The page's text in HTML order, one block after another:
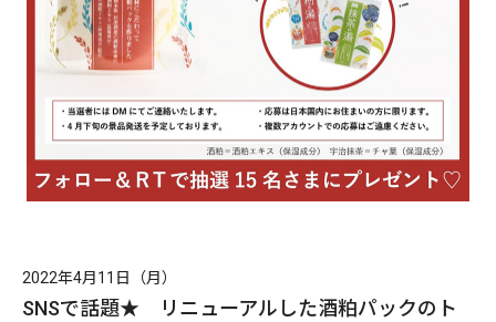
2022年4月11日（月）
SNSで話題★ リニューアルした酒粕パックのト